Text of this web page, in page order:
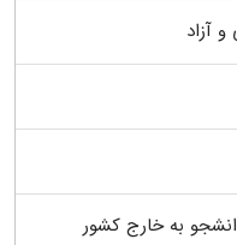
آزاد
به خارج کشور